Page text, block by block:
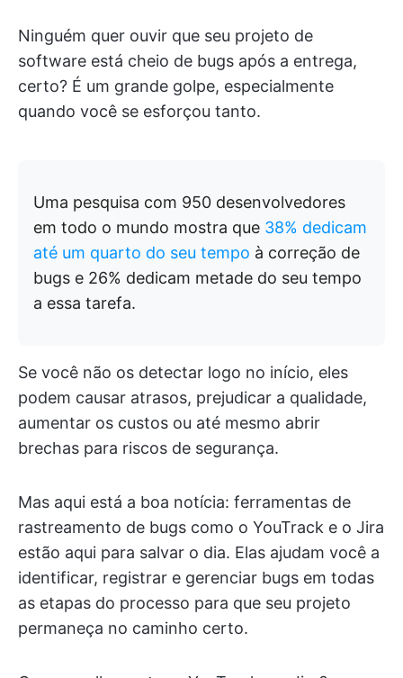
Ninguém quer ouvir que seu projeto de
software está cheio de bugs após a entrega,
certo? É um grande golpe, especialmente
quando você se esforçou tanto.
Uma pesquisa com 950 desenvolvedores
em todo o mundo mostra que 38% dedicam
até um quarto do seu tempo à correção de
bugs e 26% dedicam metade do seu tempo
a essa tarefa.
Se você não os detectar logo no início, eles
podem causar atrasos, prejudicar a qualidade,
aumentar os custos ou até mesmo abrir
brechas para riscos de segurança.
Mas aqui está a boa notícia: ferramentas de
rastreamento de bugs como o YouTrack e o Jira
estão aqui para salvar o dia. Elas ajudam você a
identificar, registrar e gerenciar bugs em todas
as etapas do processo para que seu projeto
permaneça no caminho certo.